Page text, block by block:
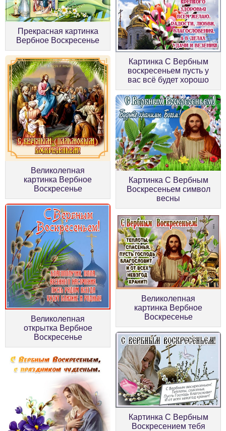
Прекрасная картинка
Вербное Воскресенье
Картинка С Вербным
воскресеньем пусть у
вас всё будет хорошо
Великолепная
картинка Вербное
Воскресенье
Картинка С Вербным
Воскресеньем символ
весны
Великолепная
открытка Вербное
Воскресенье
Великолепная
картинка Вербное
Воскресенье
Картинка С Вербным
Воскресением тебя